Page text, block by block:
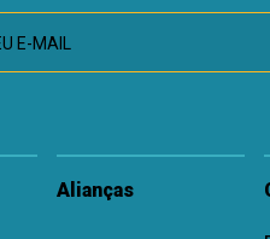
E-MAIL
Alianças